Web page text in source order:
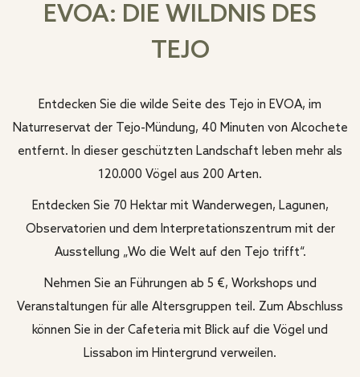
EVOA: DIE WILDNIS DES
TEJO
Entdecken Sie die wilde Seite des Tejo in EVOA, im
Naturreservat der Tejo-Mündung, 40 Minuten von Alcochete
entfernt. In dieser geschützten Landschaft leben mehr als
120.000 Vögel aus 200 Arten.
Entdecken Sie 70 Hektar mit Wanderwegen, Lagunen,
Observatorien und dem Interpretationszentrum mit der
Ausstellung „Wo die Welt auf den Tejo trifft“.
Nehmen Sie an Führungen ab 5 €, Workshops und
Veranstaltungen für alle Altersgruppen teil. Zum Abschluss
können Sie in der Cafeteria mit Blick auf die Vögel und
Lissabon im Hintergrund verweilen.